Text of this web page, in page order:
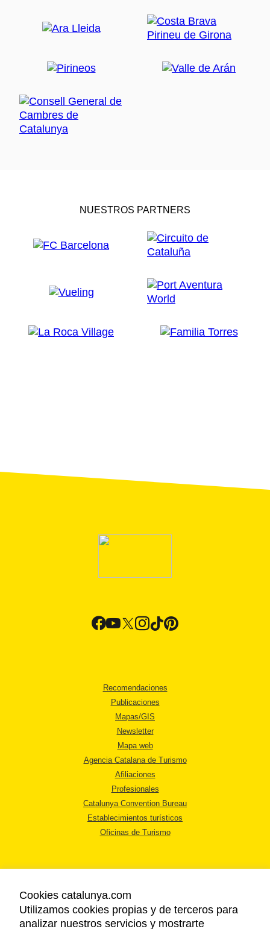
NUESTROS PARTNERS
Recomendaciones
Publicaciones
Mapas/GIS
Newsletter
Mapa web
Agencia Catalana de Turismo
Afiliaciones
Profesionales
Catalunya Convention Bureau
Establecimientos turísticos
Oficinas de Turismo
AVISO LEGAL
Cookies catalunya.com
Utilizamos cookies propias y de terceros para
analizar nuestros servicios y mostrarte